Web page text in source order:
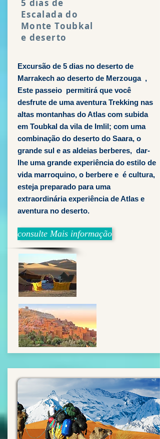
5 dias de
Escalada do
Monte Toubkal
e deserto
Excursão de 5 dias no deserto de
Marrakech ao deserto de Merzouga ,
Este passeio permitirá que você
desfrute de uma aventura Trekking nas
altas montanhas do Atlas com subida
em Toubkal da vila de Imlil; com uma
combinação do deserto do Saara, o
grande sul e as aldeias berberes, dar-
lhe uma grande experiência do estilo de
vida marroquino, o berbere e é cultura,
esteja preparado para uma
extraordinária experiência de Atlas e
aventura no deserto.
consulte Mais informação